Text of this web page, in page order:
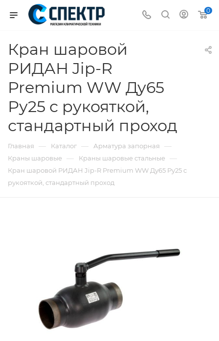
0
Кран шаровой
РИДАН Jip-R
Premium WW Ду65
Ру25 с рукояткой,
стандартный проход
Главная — Каталог — Арматура запорная —
Краны шаровые — Краны шаровые стальные —
Кран шаровой РИДАН Jip-R Premium WW Ду65 Ру25 с
рукояткой, стандартный проход